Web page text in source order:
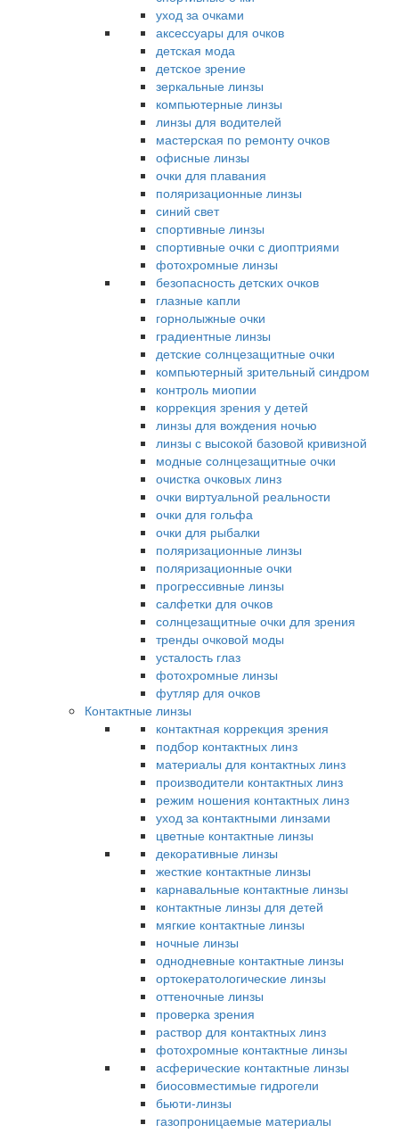
уход за очками
аксессуары для очков
детская мода
детское зрение
зеркальные линзы
компьютерные линзы
линзы для водителей
мастерская по ремонту очков
офисные линзы
очки для плавания
поляризационные линзы
синий свет
спортивные линзы
спортивные очки с диоптриями
фотохромные линзы
безопасность детских очков
глазные капли
горнолыжные очки
градиентные линзы
детские солнцезащитные очки
компьютерный зрительный синдром
контроль миопии
коррекция зрения у детей
линзы для вождения ночью
линзы с высокой базовой кривизной
модные солнцезащитные очки
очистка очковых линз
очки виртуальной реальности
очки для гольфа
очки для рыбалки
поляризационные линзы
поляризационные очки
прогрессивные линзы
салфетки для очков
солнцезащитные очки для зрения
тренды очковой моды
усталость глаз
фотохромные линзы
футляр для очков
Контактные линзы
контактная коррекция зрения
подбор контактных линз
материалы для контактных линз
производители контактных линз
режим ношения контактных линз
уход за контактными линзами
цветные контактные линзы
декоративные линзы
жесткие контактные линзы
карнавальные контактные линзы
контактные линзы для детей
мягкие контактные линзы
ночные линзы
однодневные контактные линзы
ортокератологические линзы
оттеночные линзы
проверка зрения
раствор для контактных линз
фотохромные контактные линзы
асферические контактные линзы
биосовместимые гидрогели
бьюти-линзы
газопроницаемые материалы